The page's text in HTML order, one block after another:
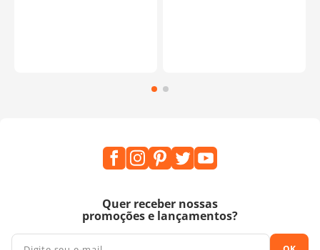
Quer receber nossas
promoções e lançamentos?